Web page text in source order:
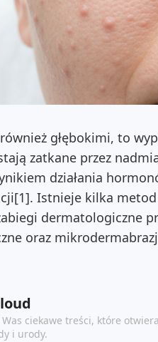
głębokimi, to
zatkane przez
działania
Istnieje kilka
dermatologiczne
oraz
ciekawe treści, które
i urody.